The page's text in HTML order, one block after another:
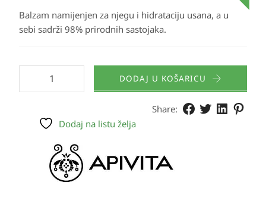
Balzam namijenjen za njegu i hidrataciju usana, a u
sebi sadrži 98% prirodnih sastojaka.
DODAJ U KOŠARICU
Share:
Dodaj na listu želja